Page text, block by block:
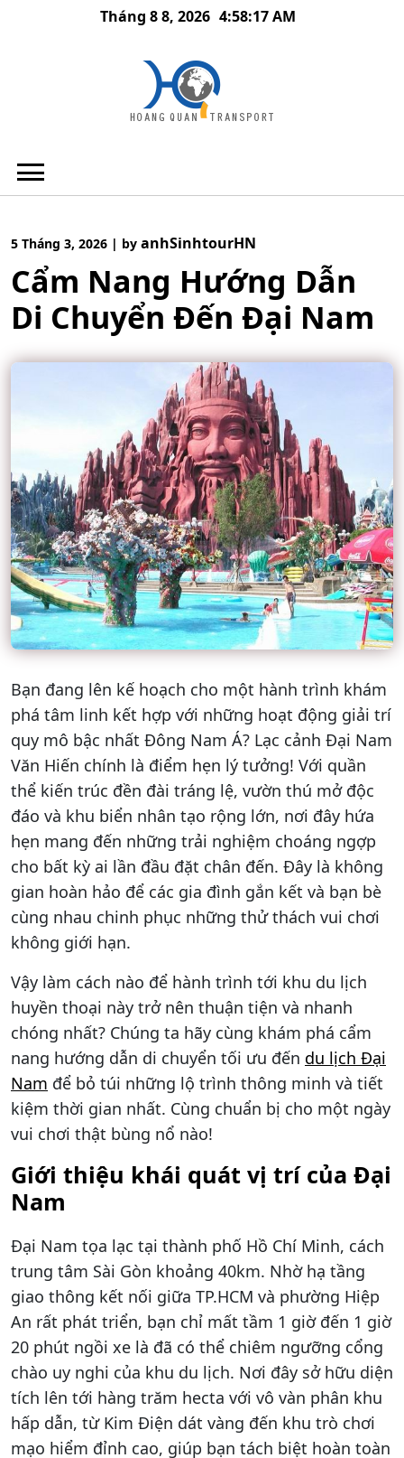
Tháng 8 8, 2026 4:58:18 AM
5 Tháng 3, 2026 | by anhSinhtourHN
Cẩm Nang Hướng Dẫn
Di Chuyển Đến Đại Nam
Bạn đang lên kế hoạch cho một hành trình khám
phá tâm linh kết hợp với những hoạt động giải trí
quy mô bậc nhất Đông Nam Á? Lạc cảnh Đại Nam
Văn Hiến chính là điểm hẹn lý tưởng! Với quần
thể kiến trúc đền đài tráng lệ, vườn thú mở độc
đáo và khu biển nhân tạo rộng lớn, nơi đây hứa
hẹn mang đến những trải nghiệm choáng ngợp
cho bất kỳ ai lần đầu đặt chân đến. Đây là không
gian hoàn hảo để các gia đình gắn kết và bạn bè
cùng nhau chinh phục những thử thách vui chơi
không giới hạn.
Vậy làm cách nào để hành trình tới khu du lịch
huyền thoại này trở nên thuận tiện và nhanh
chóng nhất? Chúng ta hãy cùng khám phá cẩm
nang hướng dẫn di chuyển tối ưu đến du lịch Đại
Nam để bỏ túi những lộ trình thông minh và tiết
kiệm thời gian nhất. Cùng chuẩn bị cho một ngày
vui chơi thật bùng nổ nào!
Giới thiệu khái quát vị trí của Đại
Nam
Đại Nam tọa lạc tại thành phố Hồ Chí Minh, cách
trung tâm Sài Gòn khoảng 40km. Nhờ hạ tầng
giao thông kết nối giữa TP.HCM và phường Hiệp
An rất phát triển, bạn chỉ mất tầm 1 giờ đến 1 giờ
20 phút ngồi xe là đã có thể chiêm ngưỡng cổng
chào uy nghi của khu du lịch. Nơi đây sở hữu diện
tích lên tới hàng trăm hecta với vô vàn phân khu
hấp dẫn, từ Kim Điện dát vàng đến khu trò chơi
mạo hiểm đỉnh cao, giúp bạn tách biệt hoàn toàn